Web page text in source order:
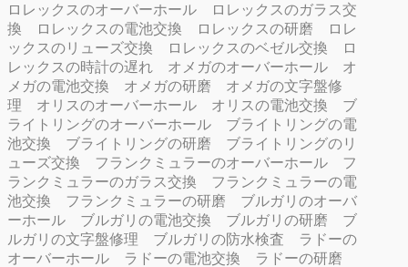
ロレックスのオーバーホール
ロレックスのガラス交
換
ロレックスの電池交換 ロレックスの研磨
ロレ
ックスのリューズ交換
ロレックスのベゼル交換
ロ
レックスの時計の遅れ
オメガのオーバーホール
オ
メガの電池交換
オメガの研磨
オメガの文字盤修
理
オリスのオーバーホール オリスの電池交換
ブ
ライトリングのオーバーホール
ブライトリングの電
池交換
ブライトリングの研磨
ブライトリングのリ
ューズ交換
フランクミュラーのオーバーホール
フ
ランクミュラーのガラス交換
フランクミュラーの電
池交換
フランクミュラーの研磨
ブルガリのオーバ
ーホール
ブルガリの電池交換 ブルガリの研磨
ブ
ルガリの文字盤修理
ブルガリの防水検査
ラドーの
オーバーホール
ラドーの電池交換
ラドーの研磨